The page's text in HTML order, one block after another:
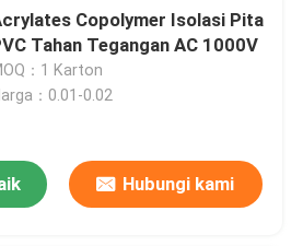
Copolymer Isolasi Pita
Tahan Tegangan AC 1000V
：1 Karton
：0.01-0.02
Hubungi kami